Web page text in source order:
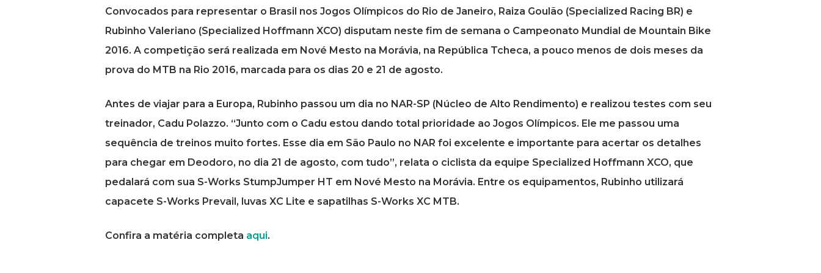
Convocados para representar o Brasil nos Jogos Olímpicos do Rio de Janeiro, Raiza Goulão (Specialized Racing BR) e
Rubinho Valeriano (Specialized Hoffmann XCO) disputam neste fim de semana o Campeonato Mundial de Mountain Bike
2016. A competição será realizada em Nové Mesto na Morávia, na República Tcheca, a pouco menos de dois meses da
prova do MTB na Rio 2016, marcada para os dias 20 e 21 de agosto.
Antes de viajar para a Europa, Rubinho passou um dia no NAR-SP (Núcleo de Alto Rendimento) e realizou testes com seu
treinador, Cadu Polazzo. “Junto com o Cadu estou dando total prioridade ao Jogos Olímpicos. Ele me passou uma
sequência de treinos muito fortes. Esse dia em São Paulo no NAR foi excelente e importante para acertar os detalhes
para chegar em Deodoro, no dia 21 de agosto, com tudo”, relata o ciclista da equipe Specialized Hoffmann XCO, que
pedalará com sua S-Works StumpJumper HT em Nové Mesto na Morávia. Entre os equipamentos, Rubinho utilizará
capacete S-Works Prevail, luvas XC Lite e sapatilhas S-Works XC MTB.
Confira a matéria completa aqui.